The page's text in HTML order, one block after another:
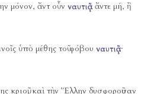
μόνον, ἄντ οὖν ναυτιᾷἄντε μή, ἢ
ὑπὸ μέθης τοῦ φόβου ναυτιᾷ·
κριοῦ, καὶ τὴν Ἕλλην δυσφοροῦσαν